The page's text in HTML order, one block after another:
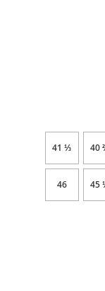
⅓ 41
46